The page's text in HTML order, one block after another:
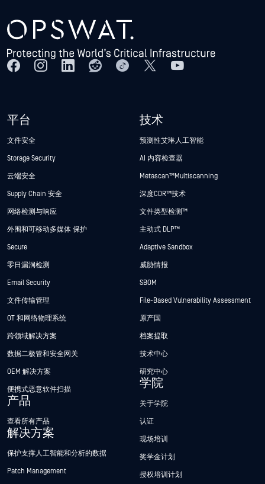
平台
文件安全
Storage Security
云端安全
Supply Chain 安全
网络检测与响应
外围和可移动多媒体 保护
Secure
零日漏洞检测
Email Security
文件传输管理
OT 和网络物理系统
跨领域解决方案
数据二极管和安全网关
OEM 解决方案
便携式恶意软件扫描
产品
查看所有产品
解决方案
保护支撑人工智能和分析的数据
Patch Management
技术
预测性艾琳人工智能
AI 内容检查器
Metascan™ Multiscanning
深度CDR™技术
文件类型检测™
主动式 DLP™
Adaptive Sandbox
威胁情报
SBOM
File-Based Vulnerability Assessment
原产国
档案提取
技术中心
研究中心
学院
关于学院
认证
现场培训
奖学金计划
授权培训计划